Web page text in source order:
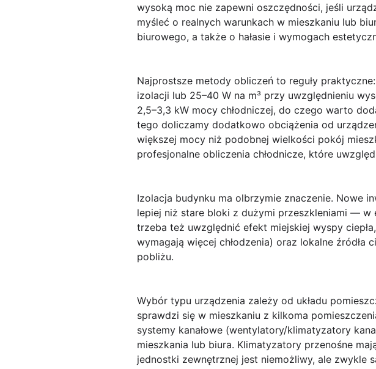
wysoką moc nie zapewni oszczędności, jeśli
myśleć o realnych warunkach w mieszkaniu lub
biurowego, a także o hałasie i wymogach
Najprostsze metody obliczeń to reguły praktyczne:
izolacji lub 25–40 W na m³ przy uwzględnieniu
2,5–3,3 kW mocy chłodniczej, do czego warto
tego doliczamy dodatkowo obciążenia od
większej mocy niż podobnej wielkości pokój
profesjonalne obliczenia chłodnicze, które
Izolacja budynku ma olbrzymie znaczenie. Nowe
lepiej niż stare bloki z dużymi przeszkleniami — w
trzeba też uwzględnić efekt miejskiej wyspy
wymagają więcej chłodzenia) oraz lokalne źródła
pobliżu.
Wybór typu urządzenia zależy od układu
sprawdzi się w mieszkaniu z kilkoma
systemy kanałowe (wentylatory/klimatyzatory
mieszkania lub biura. Klimatyzatory przenośne
jednostki zewnętrznej jest niemożliwy, ale zwykle